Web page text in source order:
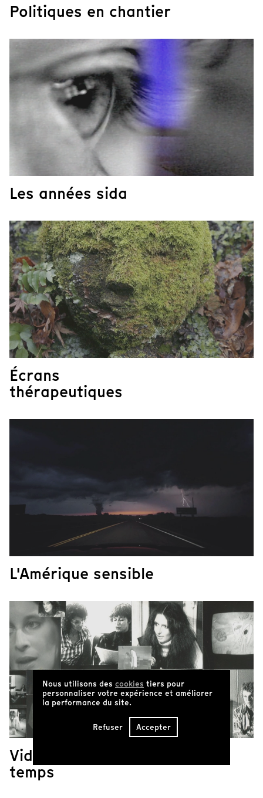
Politiques en chantier
Les années sida
Écrans
thérapeutiques
L'Amérique sensible
Vidéo Femmes en six
temps
Nous utilisons des cookies tiers pour
personnaliser votre expérience et améliorer
la performance du site.
Refuser Accepter